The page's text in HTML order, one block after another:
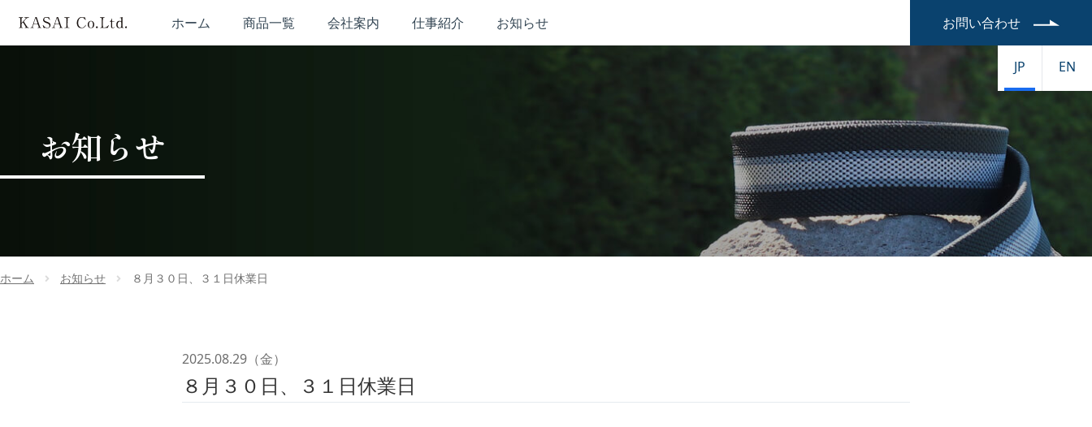
JP EN
ホーム 商品一覧 会社案内 仕事紹介 お知らせ お問い合わせ
お知らせ
ホーム お知らせ ８月３０日、３１日休業日
2025.08.29（金）
８月３０日、３１日休業日